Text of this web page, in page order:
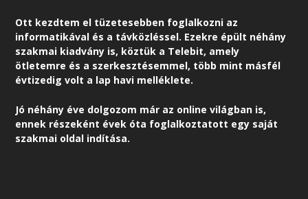
Ott kezdtem el tüzetesebben foglalkozni az
informatikával és a távközléssel. Ezekre épült néhány
szakmai kiadvány is, köztük a Telebit, amely
ötletemre és a szerkesztésemmel, több mint másfél
évtizedig volt a lap havi melléklete.
Jó néhány éve dolgozom már az online világban is,
ennek részeként évek óta foglalkoztatott egy saját
szakmai oldal indítása.